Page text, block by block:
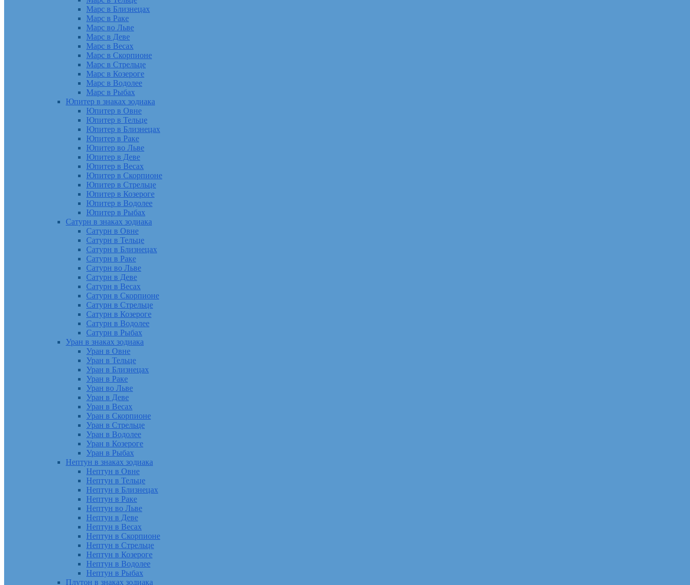
Марс в Близнецах
Марс в Раке
Марс во Льве
Марс в Деве
Марс в Весах
Марс в Скорпионе
Марс в Стрельце
Марс в Козероге
Марс в Водолее
Марс в Рыбах
Юпитер в знаках зодиака
Юпитер в Овне
Юпитер в Тельце
Юпитер в Близнецах
Юпитер в Раке
Юпитер во Льве
Юпитер в Деве
Юпитер в Весах
Юпитер в Скорпионе
Юпитер в Стрельце
Юпитер в Козероге
Юпитер в Водолее
Юпитер в Рыбах
Сатурн в знаках зодиака
Сатурн в Овне
Сатурн в Тельце
Сатурн в Близнецах
Сатурн в Раке
Сатурн во Льве
Сатурн в Деве
Сатурн в Весах
Сатурн в Скорпионе
Сатурн в Стрельце
Сатурн в Козероге
Сатурн в Водолее
Сатурн в Рыбах
Уран в знаках зодиака
Уран в Овне
Уран в Тельце
Уран в Близнецах
Уран в Раке
Уран во Льве
Уран в Деве
Уран в Весах
Уран в Скорпионе
Уран в Стрельце
Уран в Водолее
Уран в Козероге
Уран в Рыбах
Нептун в знаках зодиака
Нептун в Овне
Нептун в Тельце
Нептун в Близнецах
Нептун в Раке
Нептун во Льве
Нептун в Деве
Нептун в Весах
Нептун в Скорпионе
Нептун в Стрельце
Нептун в Козероге
Нептун в Водолее
Нептун в Рыбах
Плутон в знаках зодиака